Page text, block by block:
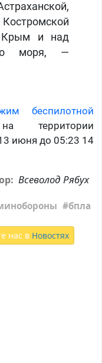
Костромской
Крым и над
моря, —
беспилотной
территории
июня до 05:23 14
Всеволод Рябух
бпла
нас в Новостях